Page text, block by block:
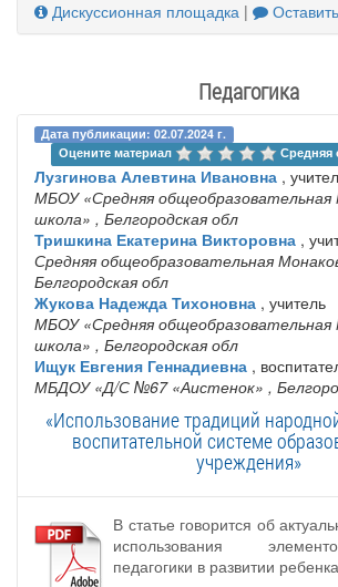
Дискуссионная площадка |
Педагогика
Дата публикации: 02.07.2024 г.
Оцените материал
Средняя
Лузгинова Алевтина Ивановна ,
МБОУ «Средняя общеобразовательная
школа» , Белгородская обл
Тришкина Екатерина Викторовна ,
Средняя общеобразовательная
Белгородская обл
Жукова Надежда Тихоновна , учитель
МБОУ «Средняя общеобразовательная
школа» , Белгородская обл
Ищук Евгения Геннадиевна ,
МБДОУ «Д/С №67 «Аистенок» ,
«Использование традиций
воспитательной системе
учреждения»
В статье говорится об
использования
педагогики в развитии